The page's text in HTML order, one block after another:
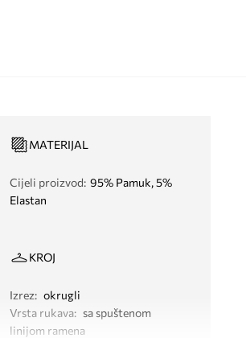
MATERIJAL
Cijeli proizvod: 95% Pamuk, 5%
Elastan
KROJ
Izrez: okrugli
Vrsta rukava: sa spuštenom
linijom ramena